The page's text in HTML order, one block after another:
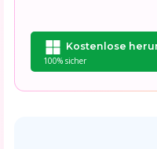
Kostenlose
100% sicher